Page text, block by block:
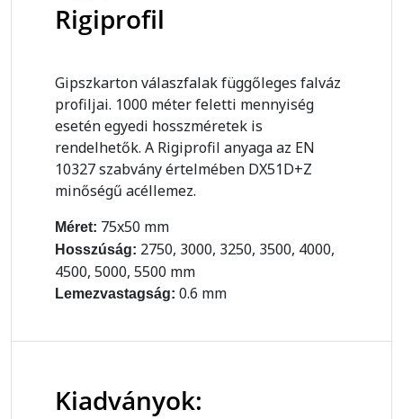
Rigiprofil
Gipszkarton válaszfalak függőleges falváz
profiljai. 1000 méter feletti mennyiség
esetén egyedi hosszméretek is
rendelhetők. A Rigiprofil anyaga az EN
10327 szabvány értelmében DX51D+Z
minőségű acéllemez.
Méret: 75x50 mm
Hosszúság: 2750, 3000, 3250, 3500, 4000,
4500, 5000, 5500 mm
Lemezvastagság: 0.6 mm
Kiadványok: